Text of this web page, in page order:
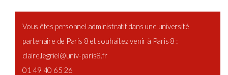
Vous êtes personnel administratif dans une université
partenaire de Paris 8 et souhaitez venir à Paris 8 :
claire.legriel@univ-paris8.fr
01 49 40 65 26